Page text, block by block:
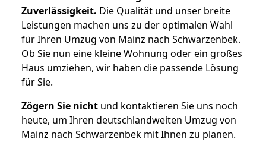
Zuverlässigkeit. Die Qualität und unser breite
Leistungen machen uns zu der optimalen Wahl
für Ihren Umzug von Mainz nach Schwarzenbek.
Ob Sie nun eine kleine Wohnung oder ein großes
Haus umziehen, wir haben die passende Lösung
für Sie.
Zögern Sie nicht und kontaktieren Sie uns noch
heute, um Ihren deutschlandweiten Umzug von
Mainz nach Schwarzenbek mit Ihnen zu planen.